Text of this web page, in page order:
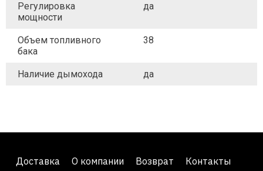
Регулировка
мощности
да
Объем топливного
бака
38
Наличие дымохода да
Доставка О компании Возврат
Контакты